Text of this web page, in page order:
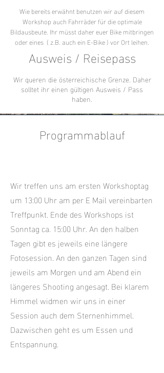
Wie bereits erwähnt benutzen wir auf diesem
Workshop auch Fahrräder für die optimale
Bildausbeute. Ihr müsst daher euer Bike mitbringen
oder eines ( z.B. auch ein E-Bike ) vor Ort leihen.
Ausweis / Reisepass
Wir queren die österreichische Grenze. Daher
solltet ihr einen gültigen Ausweis / Pass
haben.
Programmablauf
Wir treffen uns am ersten Workshoptag
um 13:00 Uhr am per E Mail vereinbarten
Treffpunkt. Ende des Workshops ist
Sonntag ca. 15:00 Uhr. An den halben
Tagen gibt es jeweils eine längere
Fotosession. An den ganzen Tagen sind
jeweils am Morgen und am Abend ein
längeres Shooting angesagt. Bei klarem
Himmel widmen wir uns in einer
Session auch dem Sternenhimmel.
Dazwischen geht es um Essen und
Entspannung.